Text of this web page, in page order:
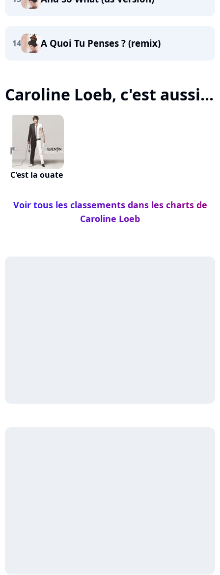
14 A Quoi Tu Penses ? (remix)
Caroline Loeb, c'est aussi...
C'est la ouate
Voir tous les classements dans les charts de
Caroline Loeb